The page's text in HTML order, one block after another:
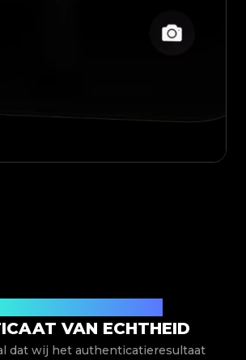
VAN ECHTHEID
dat wij het authenticatieresultaat